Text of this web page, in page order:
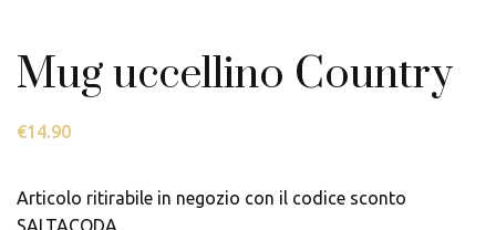
Mug uccellino Country
€14.90
Articolo ritirabile in negozio con il codice sconto
SALTACODA